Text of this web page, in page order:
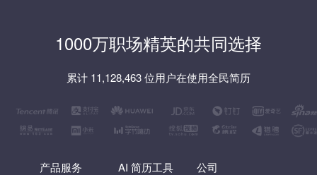
1000万职场精英的共同选择
累计 11,128,463 位用户在使用全民简历
产品服务 AI 简历工具 公司